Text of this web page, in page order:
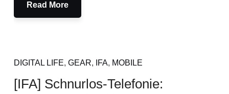
Read More
DIGITAL LIFE, GEAR, IFA, MOBILE
[IFA] Schnurlos-Telefonie: